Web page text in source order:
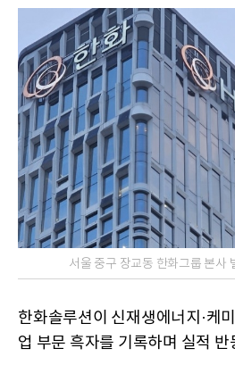
서울 중구 장교동 한화그룹 본사
한화솔루션이 신재생에너지·케
업 부문 흑자를 기록하며 실적 반